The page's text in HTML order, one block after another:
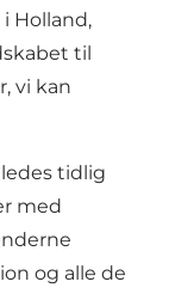
Holland,
til
vi kan
tidlig
med
og alle de